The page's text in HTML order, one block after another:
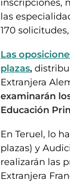
inscripciones,
las
170
Las
plazas,
Extranjera
examinarán
Educación
En Teruel, lo
plazas) y
realizarán las
Extranjera